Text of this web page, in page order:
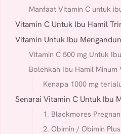
Manfaat Vitamin C untuk
Vitamin C Untuk Ibu Hamil
Vitamin Untuk Ibu
Vitamin C 500 mg Untuk
Bolehkah Ibu Hamil Minum
Kenapa 1000 mg
Senarai Vitamin C Untuk Ibu
1. Blackmores
2. Obimin / Obimin Plus